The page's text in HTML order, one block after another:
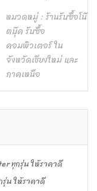
หมวดหมู่ : ร้านรับซื้อโน๊
ตบุ๊ค รับซื้อ
คอมพิวเตอร์ ใน
จังหวัดเชียงใหม่ และ
ภาคเหนือ
ทุกรุ่น ให้ราคาดี
น ให้ราคาดี